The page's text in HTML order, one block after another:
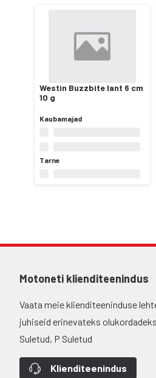
Westin Buzzbite lant 6 cm
10 g
Kaubamajad
Tarne
Motoneti klienditeenindus
Vaata meie klienditeeninduse
juhiseid erinevateks
Suletud, P Suletud
Klienditeenindus